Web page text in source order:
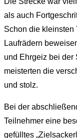
als auch
Schon die kleinsten
Laufrädern
und Ehrgeiz bei der
meisterten die
und stolz.
Bei der
Teilnehmer eine
gefülltes